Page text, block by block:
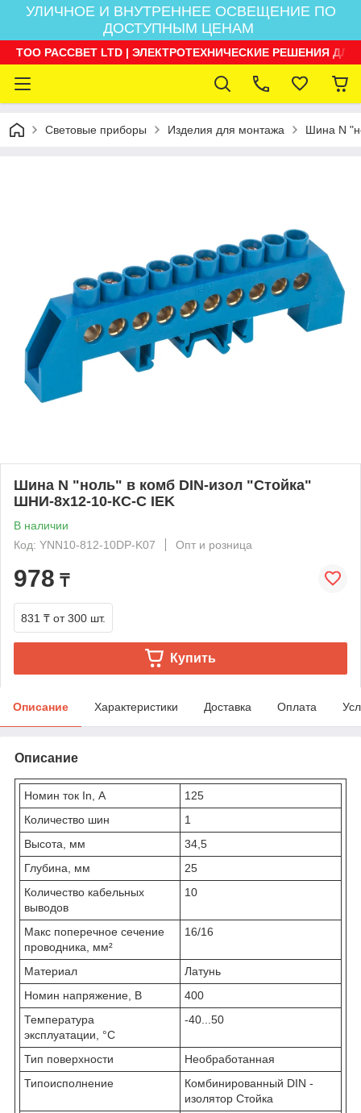
УЛИЧНОЕ И ВНУТРЕННЕЕ ОСВЕЩЕНИЕ ПО
ДОСТУПНЫМ ЦЕНАМ
ТОО РАССВЕТ LTD | ЭЛЕКТРОТЕХНИЧЕСКИЕ РЕШЕНИЯ
Световые приборы Изделия для монтажа Шина N
Шина N "ноль" в комб DIN-изол "Стойка"
ШНИ-8х12-10-КС-С IEK
В наличии
Код: YNN10-812-10DP-K07
Опт и розница
978 ₸
831 ₸ от 300 шт.
Купить
Описание Характеристики Доставка Оплата
Описание
Номин ток In, А
125
Количество шин
1
Высота, мм
34,5
Глубина, мм
25
Количество кабельных
выводов
10
Макс поперечное сечение
проводника, мм²
16/16
Материал
Латунь
Номин напряжение, В
400
Температура
эксплуатации, °C
-40...50
Тип поверхности
Необработанная
Типоисполнение
Комбинированный DIN -
изолятор Стойка